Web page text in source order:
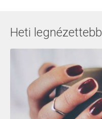
Heti legnézettebb